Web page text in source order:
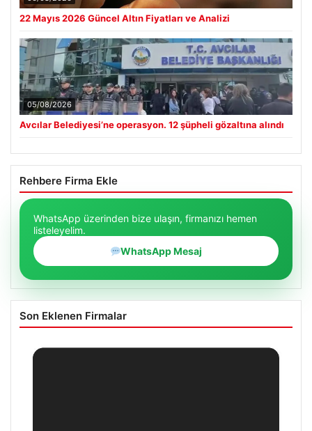
22 Mayıs 2026 Güncel Altın Fiyatları ve Analizi
05/08/2026
Avcılar Belediyesi’ne operasyon. 12 şüpheli gözaltına alındı
Rehbere Firma Ekle
WhatsApp üzerinden bize ulaşın, firmanızı hemen
listeleyelim.
WhatsApp Mesaj
Son Eklenen Firmalar